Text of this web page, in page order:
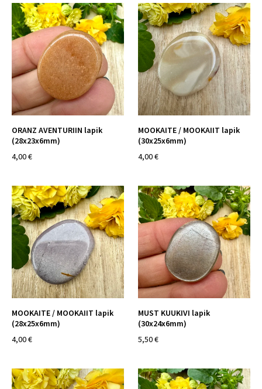
ORANZ AVENTURIIN lapik
(28x23x6mm)
4,00 €
MOOKAITE / MOOKAIIT lapik
(30x25x6mm)
4,00 €
MOOKAITE / MOOKAIIT lapik
(28x25x6mm)
4,00 €
MUST KUUKIVI lapik
(30x24x6mm)
5,50 €